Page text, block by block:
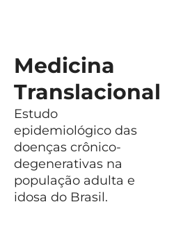
desenvolvimento de publicações
colaboração com docentes e
fortalecendo a integração
científica em âmbito internacional.
Medicina
Translacional
Estudo
epidemiológico das
doenças crônico-
degenerativas na
população adulta e
idosa do Brasil.